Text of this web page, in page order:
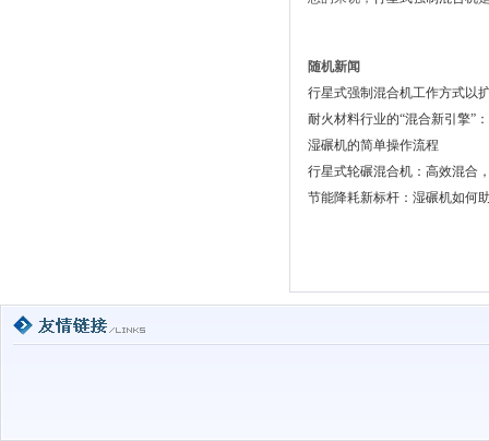
随机新闻
行星式强制混合机工作方式以
耐火材料行业的“混合新引擎”
湿碾机的简单操作流程
行星式轮碾混合机：高效混合
节能降耗新标杆：湿碾机如何